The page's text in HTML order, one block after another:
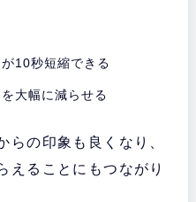
10秒短縮できる
大幅に減らせる
らの印象も良くなり、
えることにもつながり